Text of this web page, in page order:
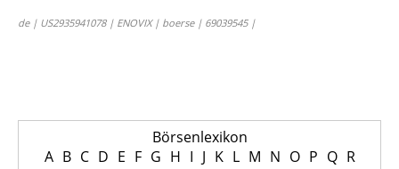
de | US2935941078 | ENOVIX | boerse | 69039545 |
Börsenlexikon
A B C D E F G H I J K L M N O P Q R